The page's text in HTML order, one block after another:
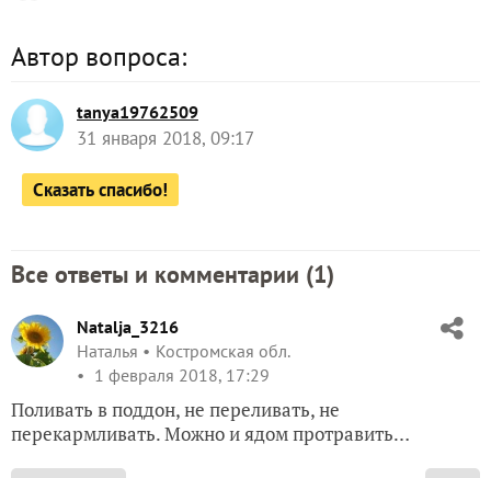
Автор вопроса:
tanya19762509
31 января 2018, 09:17
Сказать спасибо!
Все ответы и комментарии (1)
Natalja_3216
Наталья
Костромская обл.
1 февраля 2018, 17:29
Поливать в поддон, не переливать, не
перекармливать. Можно и ядом протравить…